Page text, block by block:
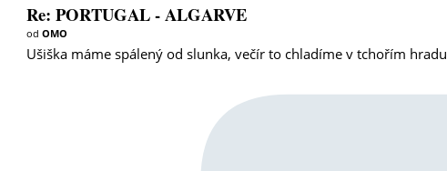
Re: PORTUGAL - ALGARVE
odOMO
Ušiška máme spálený od slunka, večír to chladíme v tchořím hradu